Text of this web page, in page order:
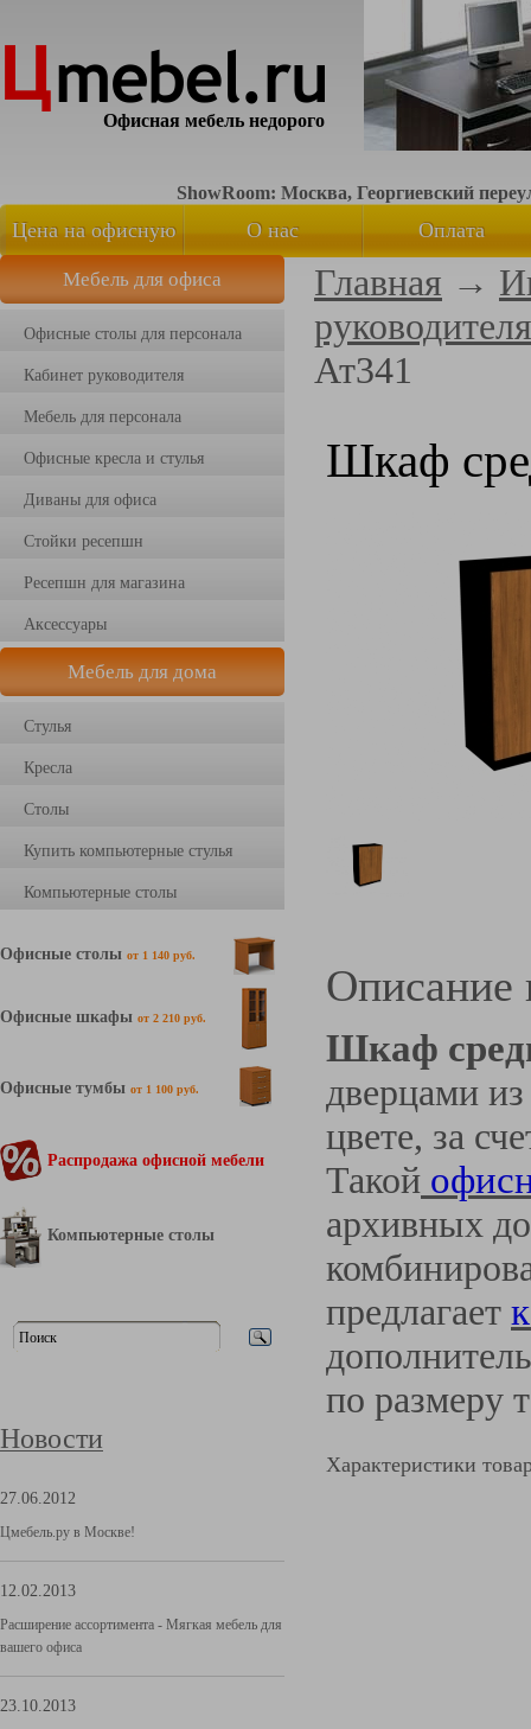
Офисная мебель недорого
ShowRoom: Москва, Георгиевский
Цена на офисную
мебель
О нас Оплата
Мебель для офиса
Офисные столы для персонала
Кабинет руководителя
Мебель для персонала
Офисные кресла и стулья
Диваны для офиса
Стойки ресепшн
Ресепшн для магазина
Аксессуары
Мебель для дома
Стулья
Кресла
Столы
Купить компьютерные стулья
Компьютерные столы
Офисные столы от 1 140 руб.
Офисные шкафы от 2 210 руб.
Офисные тумбы от 1 100 руб.
Распродажа офисной мебели
Компьютерные столы
Новости
27.06.2012
Цмебель.ру в Москве!
12.02.2013
Расширение ассортимента - Мягкая мебель для
вашего офиса
23.10.2013
Главная →
Ат341
Шкаф
Описание
Шкаф
дверцами
цвете, за
Такой
архивных
предлагает
по размеру
Характеристики